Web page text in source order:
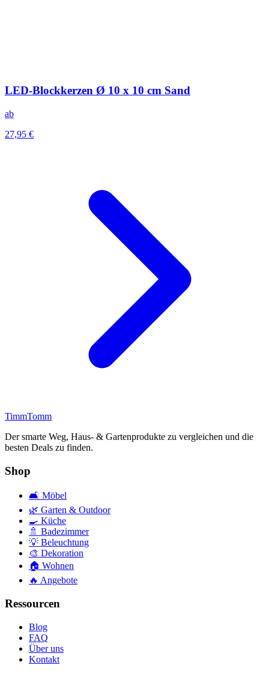
LED-Blockkerzen Ø 10 x 10 cm Sand
ab
27,95 €
TimmTomm
Der smarte Weg, Haus- & Gartenprodukte zu vergleichen und die
besten Deals zu finden.
Shop
🛋️ Möbel
🌿 Garten & Outdoor
🍳 Küche
🚿 Badezimmer
💡 Beleuchtung
🎨 Dekoration
🏠 Wohnen
🔥 Angebote
Ressourcen
Blog
FAQ
Über uns
Kontakt